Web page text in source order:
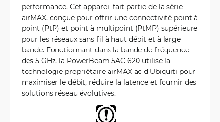
performance. Cet appareil fait partie de la série
airMAX, conçue pour offrir une connectivité point à
point (PtP) et point à multipoint (PtMP) supérieure
pour les réseaux sans fil à haut débit et à large
bande. Fonctionnant dans la bande de fréquence
des 5 GHz, la PowerBeam 5AC 620 utilise la
technologie propriétaire airMAX ac d'Ubiquiti pour
maximiser le débit, réduire la latence et fournir des
solutions réseau évolutives.